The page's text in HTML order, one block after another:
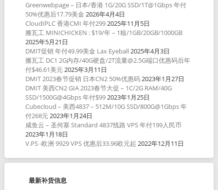
Greenwebpage – 日本/香港 1G/20G SSD/1T@1Gbps 年付
50%优惠后17.79美金 2026年4月4日
CloudIPLC 香港CMI 年付2992025年11月5日
搬瓦工 MINICHICKEN : $19/年 – 1核/1GB/20GB/1000GB
2025年5月21日
DMIT促销 年付49.99美金 Lax Eyeball 2025年4月3日
搬瓦工 DC1 2G内存/40G硬盘/2T流量@2.5G端口优惠码后年
付$46.61美元2025年3月11日
DMIT 2023春节促销 日本CN2 50%优惠码2023年1月27日
DMIT 美西CN2 GIA 2023春节大促 – 1C/2G RAM/40G
SSD/1500G@4Gbps 年付$992023年1月25日
Cubecloud – 美西4837 – 512M/10G SSD/800G@1Gbps 年
付268元2023年1月24日
咸鱼云 – 圣何塞 Standard 4837线路 VPS 年付199人民币
2023年1月18日
V.PS -欧洲 9929 VPS 优惠后33.96欧元起 2022年12月11日
最新补货信息